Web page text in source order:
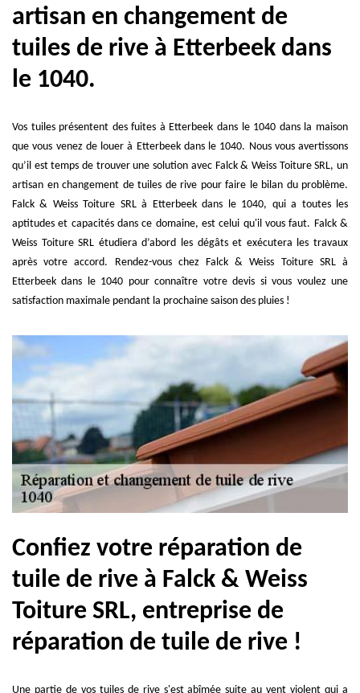
artisan en changement de
tuiles de rive à Etterbeek dans
le 1040.
Vos tuiles présentent des fuites à Etterbeek dans le 1040 dans la maison
que vous venez de louer à Etterbeek dans le 1040. Nous vous avertissons
qu’il est temps de trouver une solution avec Falck & Weiss Toiture SRL, un
artisan en changement de tuiles de rive pour faire le bilan du problème.
Falck & Weiss Toiture SRL à Etterbeek dans le 1040, qui a toutes les
aptitudes et capacités dans ce domaine, est celui qu'il vous faut. Falck &
Weiss Toiture SRL étudiera d’abord les dégâts et exécutera les travaux
après votre accord. Rendez-vous chez Falck & Weiss Toiture SRL à
Etterbeek dans le 1040 pour connaître votre devis si vous voulez une
satisfaction maximale pendant la prochaine saison des pluies !
Confiez votre réparation de
tuile de rive à Falck & Weiss
Toiture SRL, entreprise de
réparation de tuile de rive !
Une partie de vos tuiles de rive s'est abîmée suite au vent violent qui a